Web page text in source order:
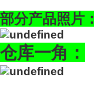
部分产品照片：
仓库一角：